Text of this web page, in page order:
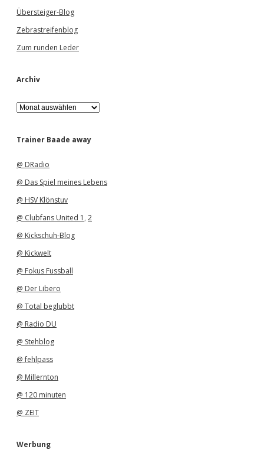
Übersteiger-Blog
Zebrastreifenblog
Zum runden Leder
Archiv
A
r
h
Trainer Baade away
@ DRadio
@ Das Spiel meines Lebens
@ HSV Klönstuv
@ Clubfans United 1 , 2
@ Kickschuh-Blog
@ Kickwelt
@ Fokus Fussball
@ Der Libero
@ Total beglubbt
@ Radio DU
@ Stehblog
@ fehlpass
@ Millernton
@ 120 minuten
@ ZEIT
Werbung